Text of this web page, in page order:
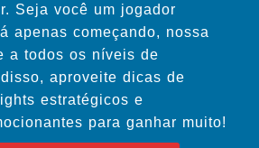
Seja você um jogador
apenas começando, nossa
a todos os níveis de
aproveite dicas de
estratégicos e
para ganhar muito!